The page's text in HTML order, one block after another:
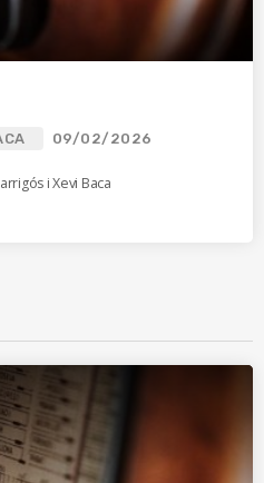
09/02/2026
i Xevi Baca